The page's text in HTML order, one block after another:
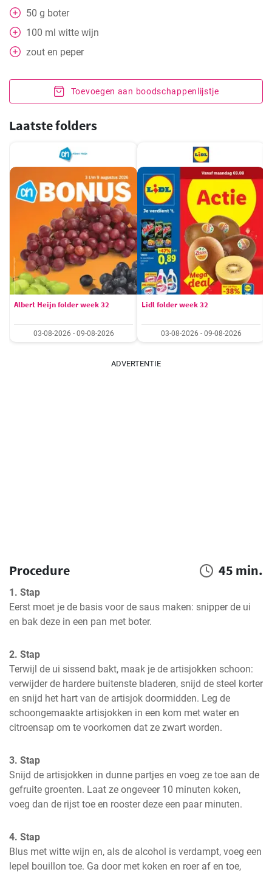
50 g boter
100 ml witte wijn
zout en peper
Toevoegen aan boodschappenlijstje
Laatste folders
Albert Heijn folder week 32
03-08-2026 - 09-08-2026
Lidl folder week 32
03-08-2026 - 09-08-2026
ADVERTENTIE
Procedure 45 min.
1. Stap
Eerst moet je de basis voor de saus maken: snipper de ui
en bak deze in een pan met boter.
2. Stap
Terwijl de ui sissend bakt, maak je de artisjokken schoon:
verwijder de hardere buitenste bladeren, snijd de steel korter
en snijd het hart van de artisjok doormidden. Leg de
schoongemaakte artisjokken in een kom met water en
citroensap om te voorkomen dat ze zwart worden.
3. Stap
Snijd de artisjokken in dunne partjes en voeg ze toe aan de
gefruite groenten. Laat ze ongeveer 10 minuten koken,
voeg dan de rijst toe en rooster deze een paar minuten.
4. Stap
Blus met witte wijn en, als de alcohol is verdampt, voeg een
lepel bouillon toe. Ga door met koken en roer af en toe,